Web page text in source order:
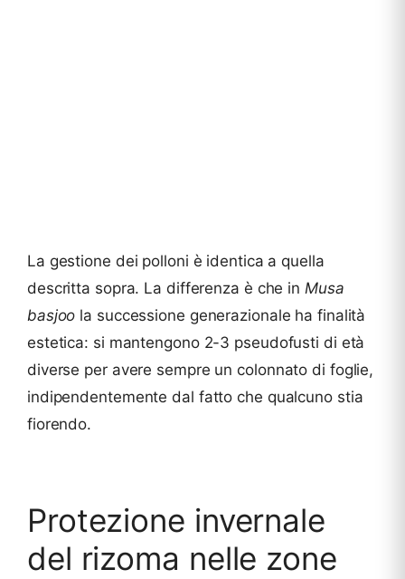
La gestione dei polloni è identica a quella
descritta sopra. La differenza è che in Musa
basjoo la successione generazionale ha finalità
estetica: si mantengono 2-3 pseudofusti di età
diverse per avere sempre un colonnato di foglie,
indipendentemente dal fatto che qualcuno stia
fiorendo.
Protezione invernale
del rizoma nelle zone